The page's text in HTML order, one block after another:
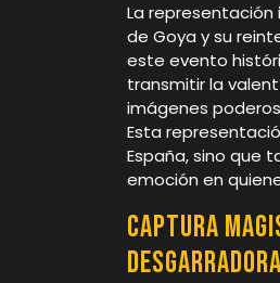
La representación
de Goya y su
este evento
transmitir la
imágenes
Esta
España, sino que
emoción en
Captura
desgarradora